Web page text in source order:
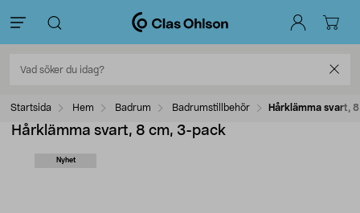
Startsida Hem Badrum Badrumstillbehör Hårklämma svart,
Hårklämma svart, 8 cm, 3-pack
Nyhet